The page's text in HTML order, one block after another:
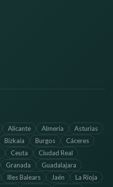
Alicante Almería
Asturias
Bizkaia Burgos
Cáceres
Ceuta
Ciudad Real
Granada
Guadalajara
Illes Balears Jaén
La Rioja